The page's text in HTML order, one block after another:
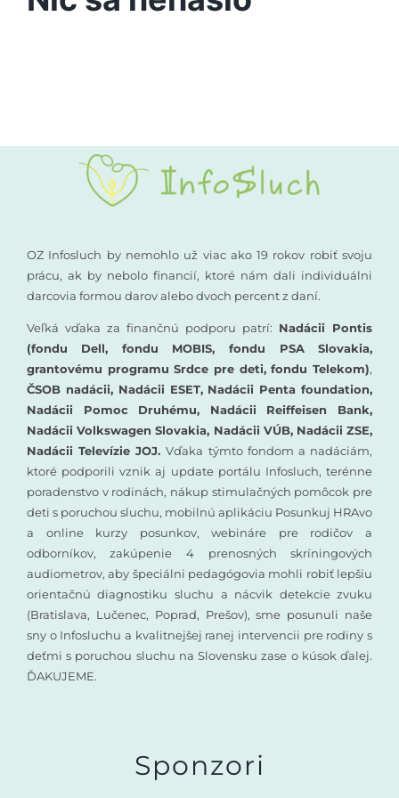
Vyšetrenia sluchu
Rané poradenstvo
Vzdelávanie
OZ Infosluch by nemohlo už viac ako 19 rokov robiť svoju
prácu, ak by nebolo financií, ktoré nám dali individuálni
darcovia formou darov alebo dvoch percent z daní.
Veľká vďaka za finančnú podporu patrí: Nadácii Pontis
(fondu Dell, fondu MOBIS, fondu PSA Slovakia,
grantovému programu Srdce pre deti, fondu Telekom),
ČSOB nadácii, Nadácii ESET, Nadácii Penta foundation,
Nadácii Pomoc Druhému, Nadácii Reiffeisen Bank,
Nadácii Volkswagen Slovakia, Nadácii VÚB, Nadácii ZSE,
Nadácii Televízie JOJ.Vďaka týmto fondom a nadáciám,
ktoré podporili vznik aj update portálu Infosluch, terénne
poradenstvo v rodinách, nákup stimulačných pomôcok pre
deti s poruchou sluchu, mobilnú aplikáciu Posunkuj HRAvo
a online kurzy posunkov, webináre pre rodičov a
odborníkov, zakúpenie 4 prenosných skríningových
audiometrov, aby špeciálni pedagógovia mohli robiť lepšiu
orientačnú diagnostiku sluchu a nácvik detekcie zvuku
(Bratislava, Lučenec, Poprad, Prešov), sme posunuli naše
sny o Infosluchu a kvalitnejšej ranej intervencii pre rodiny s
deťmi s poruchou sluchu na Slovensku zase o kúsok ďalej.
ĎAKUJEME.
Sponzori